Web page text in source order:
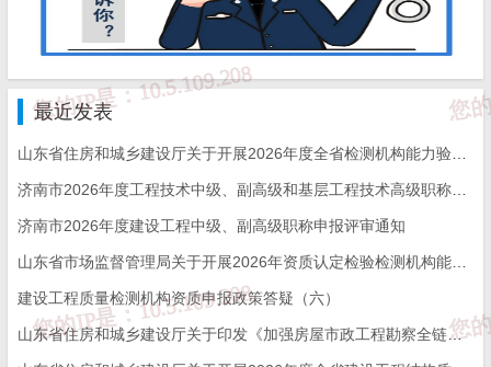
位以下粉土、黏性土层或渗透系数较小的岩层。一
般防渗墙渗透系数检测主要采用降水头注水试验居
多。压水试验得到结果为透水率，与渗透系数不
同。
最近发表
济南市2026年度建设工程中级、副高级职称申报评审通知
建设工程质量检测机构资质申报政策答疑（六）
山东省住房和城乡建设厅关于印发《加强房屋市政工程勘察全链条管理实施方案》的通知